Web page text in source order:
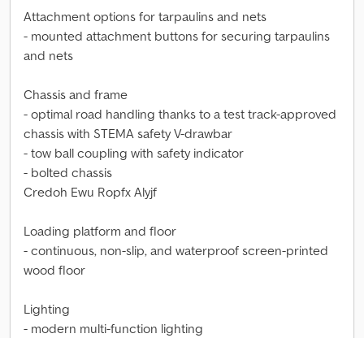
Attachment options for tarpaulins and nets
- mounted attachment buttons for securing tarpaulins
and nets
Chassis and frame
- optimal road handling thanks to a test track-approved
chassis with STEMA safety V-drawbar
- tow ball coupling with safety indicator
- bolted chassis
Credoh Ewu Ropfx Alyjf
Loading platform and floor
- continuous, non-slip, and waterproof screen-printed
wood floor
Lighting
- modern multi-function lighting